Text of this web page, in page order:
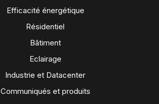
Efficacité énergétique
Résidentiel
Bâtiment
Eclairage
Industrie et Datacenter
Communiqués et produits